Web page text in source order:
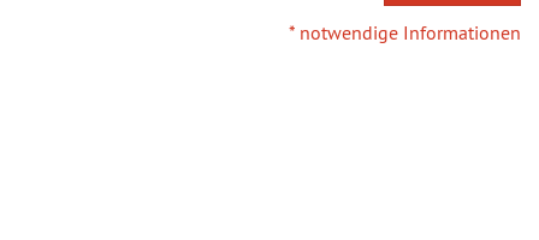
* notwendige Informationen